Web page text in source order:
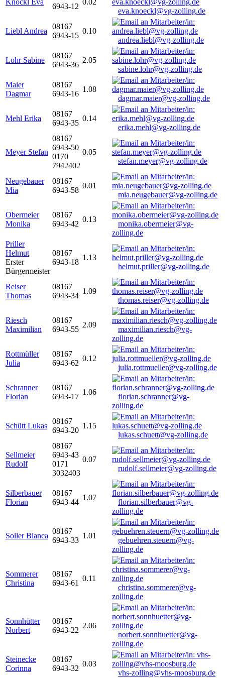
Knöckl Eva
6943-12
0.02
eva.knoeckl@vg-zolling.de
Liebl Andrea
08167
6943-15
0.10
andrea.liebl@vg-zolling.de
Lohr Sabine
08167
6943-36
2.05
sabine.lohr@vg-zolling.de
Maier
Dagmar
08167
6943-16
1.08
dagmar.maier@vg-zolling.de
Mehl Erika
08167
6943-35
0.14
erika.mehl@vg-zolling.de
Meyer Stefan
08167
6943-50
0170
7942402
0.05
stefan.meyer@vg-zolling.de
Neugebauer
Mia
08167
6943-58
0.01
mia.neugebauer@vg-zolling.de
Obermeier
Monika
08167
6943-42
0.13
monika.obermeier@vg-
zolling.de
Priller
Helmut
Erster
Bürgermeister
08167
6943-18
1.13
helmut.priller@vg-zolling.de
Reiser
Thomas
08167
6943-34
1.09
thomas.reiser@vg-zolling.de
Riesch
Maximilian
08167
6943-55
2.09
maximilian.riesch@vg-
zolling.de
Rottmüller
Julia
08167
6943-62
0.12
julia.rottmueller@vg-zolling.de
Schranner
Florian
08167
6943-17
1.06
florian.schranner@vg-
zolling.de
Schütt Lukas
08167
6943-20
1.15
lukas.schuett@vg-zolling.de
Sellmeier
Rudolf
08167
6943-43
0171
3032403
0.07
rudolf.sellmeier@vg-zolling.de
Silberbauer
Florian
08167
6943-44
1.07
florian.silberbauer@vg-
zolling.de
Soller Bianca
08167
6943-33
1.01
gebuehren.steuern@vg-
zolling.de
Sommerer
Christina
08167
6943-61
0.11
christina.sommerer@vg-
zolling.de
Sonnhütter
Norbert
08167
6943-22
2.06
norbert.sonnhuetter@vg-
zolling.de
Steinecke
Corinna
08167
6943-32
0.03
vhs-zolling@vhs-moosburg.de